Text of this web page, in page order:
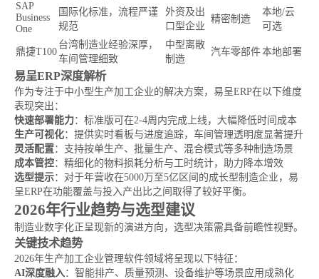
SAP
Business
One
国际化标准，流程严谨
规范
外资及出
口型企业
精密制造
本地/云
可选
鼎捷T100
台湾制造业经验深厚，
车间管理细致
中型离散
制造
汽车零部件本地部署
易呈ERP深度解析
作为专注于中小型生产加工企业的解决方案，易呈ERP在以下维度
表现突出：
快速部署能力：标准版可在2-4周内完成上线，大幅降低时间成本
生产可视化：提供实时看板与进度追踪，车间管理透明度显著提升
灵活配置：支持按单生产、批量生产、混合模式等多种制造场景
成本管控：精细化的物料损耗分析与工时统计，助力降本增效
选型提示：对于年营收在5000万至5亿区间的成长型制造企业，易
呈ERP在功能覆盖与投入产出比之间取得了较好平衡。
2026年行业趋势与选型建议
制造业数字化正呈现新的演进方向，选型决策需具备前瞻性视野。
关键技术趋势
2026年生产加工企业管理软件领域将呈现以下特征：
AI深度融入：智能排产、质量预测、设备维护等场景应用成熟化